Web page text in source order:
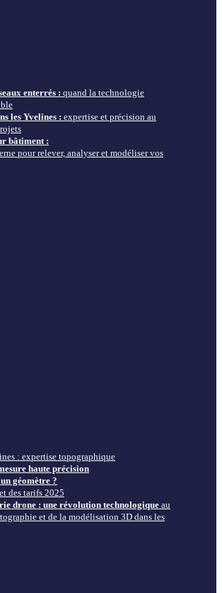
enterrés : quand la technologie
les Yvelines : expertise et précision au
bâtiment :
pour relever, analyser et modéliser vos
: expertise topographique
haute précision
géomètre ?
des tarifs 2025
drone : une révolution technologique au
et de la modélisation 3D dans les